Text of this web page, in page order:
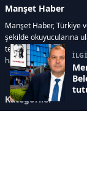
Manşet Haber
Manşet Haber, Türkiye
şekilde okuyucularına
teknoloji, kültür-sanat
haberler sunar.
Kategoriler